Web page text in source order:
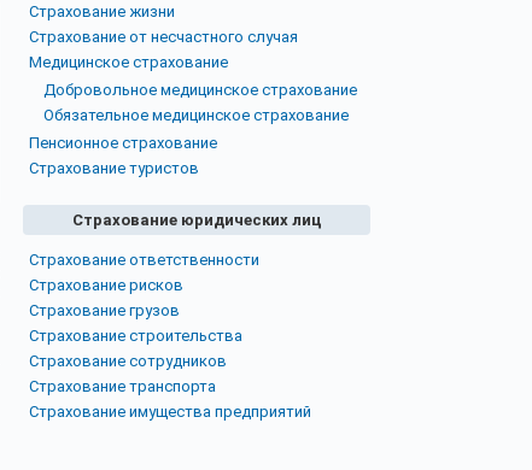
Страхование жизни
Страхование от несчастного случая
Медицинское страхование
Добровольное медицинское страхование
Обязательное медицинское страхование
Пенсионное страхование
Страхование туристов
Страхование юридических лиц
Страхование ответственности
Страхование рисков
Страхование грузов
Страхование строительства
Страхование сотрудников
Страхование транспорта
Страхование имущества предприятий